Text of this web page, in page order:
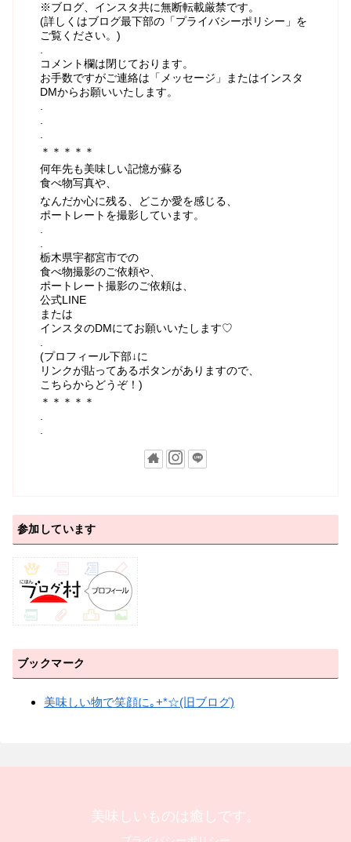
※ブログ、インスタ共に無断転載厳禁です。
(詳しくはブログ最下部の「プライバシーポリシー」を
ご覧ください。)
コメント欄は閉じております。
お手数ですがご連絡は「メッセージ」またはインスタ
DMからお願いいたします。
＊＊＊＊＊
何年先も美味しい記憶が蘇る
食べ物写真や、
なんだか心に残る、どこか愛を感じる、
ポートレートを撮影しています。
栃木県宇都宮市での
食べ物撮影のご依頼や、
ポートレート撮影のご依頼は、
公式LINE
または
インスタのDMにてお願いいたします♡
(プロフィール下部↓に
リンクが貼ってあるボタンがありますので、
こちらからどうぞ！)
＊＊＊＊＊
参加しています
ブックマーク
美味しい物で笑顔に｡+*☆(旧ブログ)
美味しいものは癒しです。